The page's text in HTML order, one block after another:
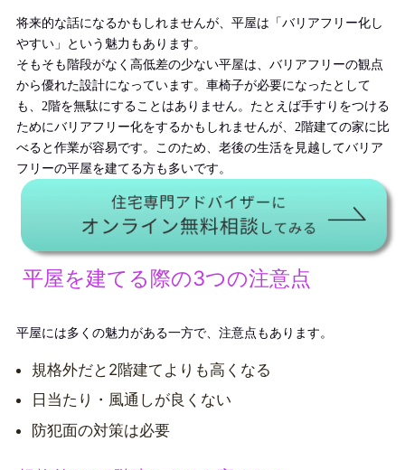
将来的な話になるかもしれませんが、平屋は「バリアフリー化し
やすい」という魅力もあります。
そもそも階段がなく高低差の少ない平屋は、バリアフリーの観点
から優れた設計になっています。車椅子が必要になったとして
も、2階を無駄にすることはありません。たとえば手すりをつける
ためにバリアフリー化をするかもしれませんが、2階建ての家に比
べると作業が容易です。このため、老後の生活を見越してバリア
フリーの平屋を建てる方も多いです。
平屋を建てる際の3つの注意点
平屋には多くの魅力がある一方で、注意点もあります。
規格外だと2階建てよりも高くなる
日当たり・風通しが良くない
防犯面の対策は必要